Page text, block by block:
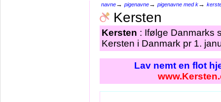
navne→ pigenavne→ pigenavne med k→
Kersten
Kersten : Ifølge Danmarks
Kersten i Danmark pr 1.
Lav nemt en flot